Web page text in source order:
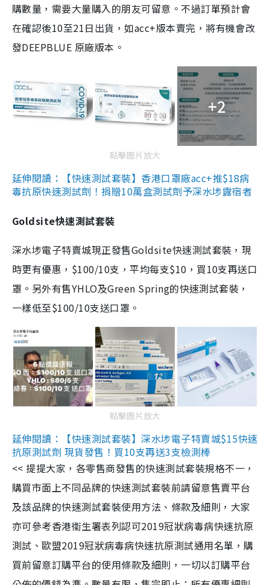
購數量，需要大量購入的朋友可留意。不過訂單預計會
在確認後10至21日出貨，如acc+版本賣完，將有機會改
發DEEPBLUE 原廠版本。
+2
點擊圖片放大
延伸閱讀：【快速測試套裝】香港口罩廠acc+推$18病
毒抗原快速測試劑！捐贈10萬盒測試劑予深水埗露宿者
Goldsite快速測試套裝
深水埗電子特賣城現正發售Goldsite快速測試套裝，現
時更有優惠，$100/10支，平均每支$10，買10支再送口
罩。另外有售YHLO及Green Spring的快速測試套裝，
一樣低至$100/10支送口罩。
點擊圖片放大
延伸閱讀：【快速測試套裝】深水埗電子特賣城$15快速
抗原測試劑 現貨發售！買10支再送3支檢測棒
<< 提提大家，各零售商發售的快速測試套裝規格不一，
購買市面上不同品牌的快速測試套裝前請留意售賣平台
及該品牌的快速測試套裝使用方法、條款及細則，大家
亦可參考香港衞生署表列認可2019冠狀病毒病快速抗原
測試、歐盟2019冠狀病毒病快速抗原測試通用名單，購
買前留意訂購平台的使用條款及細則，一切以訂購平台